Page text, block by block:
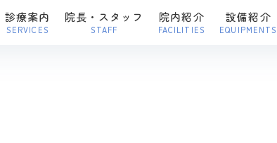
診療案内
SERVICES
院長・スタッフ
STAFF
院内紹介
FACILITIES
設備紹介
EQUIPMENTS